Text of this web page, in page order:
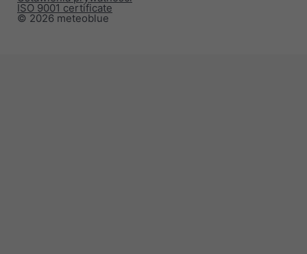
© 2026 meteoblue
ISO 9001 certificate